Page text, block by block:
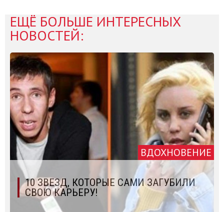
ЕЩЁ БОЛЬШЕ ИНТЕРЕСНЫХ
НОВОСТЕЙ:
ВДОХНОВЕНИЕ
10 ЗВЕЗД, КОТОРЫЕ САМИ ЗАГУБИЛИ
СВОЮ КАРЬЕРУ!